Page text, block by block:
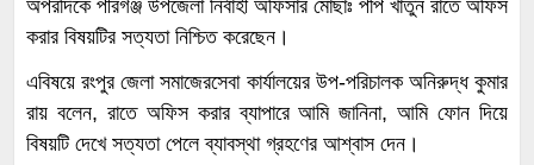
অপরদিকে পীরগঞ্জ উপজেলা নির্বাহী অফিসার মোছাঃ পপি খাতুন রাতে অফিস
করার বিষয়টির সত্যতা নিশ্চিত করেছেন।
এবিষয়ে রংপুর জেলা সমাজেরসেবা কার্যালয়ের উপ-পরিচালক অনিরুদ্ধ কুমার
রায় বলেন, রাতে অফিস করার ব্যাপারে আমি জানিনা, আমি ফোন দিয়ে
বিষয়টি দেখে সত্যতা পেলে ব্যাবস্থা গ্রহণের আশ্বাস দেন।